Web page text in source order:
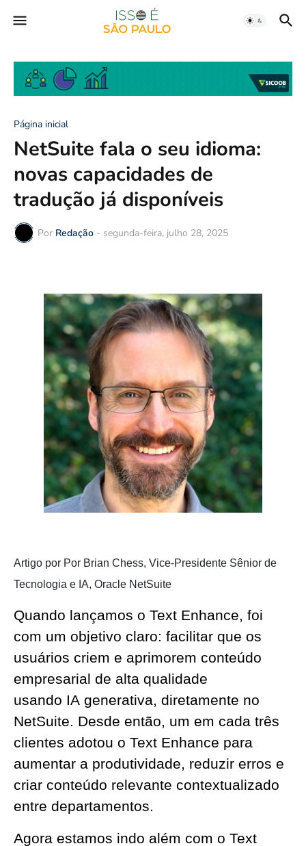
Página inicial
NetSuite fala o seu idioma:
novas capacidades de
tradução já disponíveis
Por Redação - segunda-feira, julho 28, 2025
Artigo por Por Brian Chess, Vice-Presidente Sênior de
Tecnologia e IA, Oracle NetSuite
Quando lançamos o Text Enhance, foi
com um objetivo claro: facilitar que os
usuários criem e aprimorem conteúdo
empresarial de alta qualidade
usando IA generativa, diretamente no
NetSuite. Desde então, um em cada três
clientes adotou o Text Enhance para
aumentar a produtividade, reduzir erros e
criar conteúdo relevante contextualizado
entre departamentos.
Agora estamos indo além com o Text